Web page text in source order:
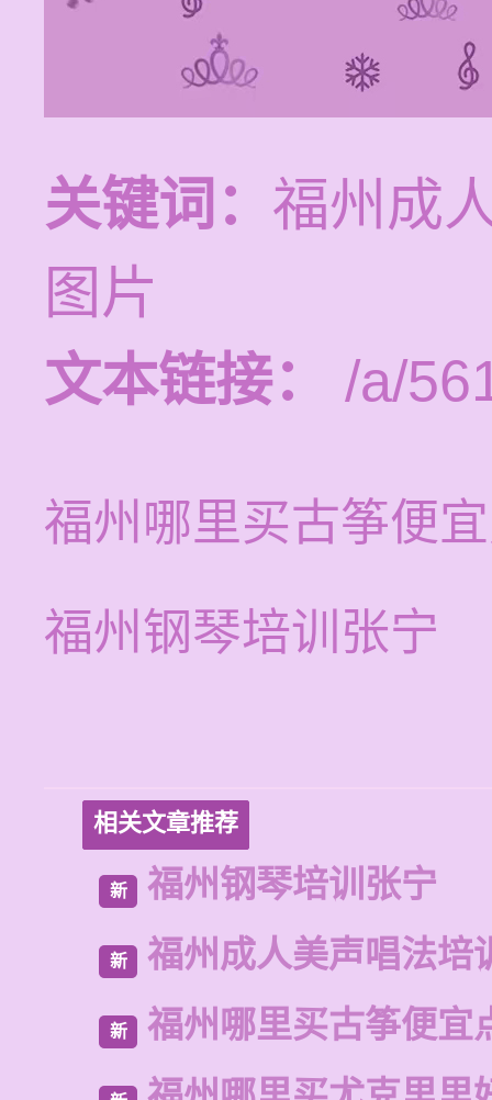
关键词： 福州成
图片
文本链接：
/a/
福州哪里买古筝便
福州钢琴培训张宁
相关文章推荐
新 福州钢琴培训张宁
新 福州成人美声唱法培
新 福州哪里买古筝便宜